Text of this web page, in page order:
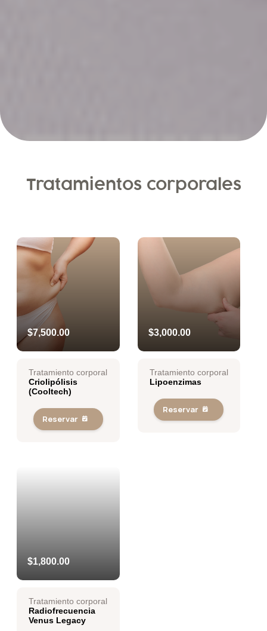
Tratamientos corporales
$7,500.00
Tratamiento corporal
Criolipólisis
(Cooltech)
Reservar
$3,000.00
Tratamiento corporal
Lipoenzimas
Reservar
$1,800.00
Tratamiento corporal
Radiofrecuencia
Venus Legacy